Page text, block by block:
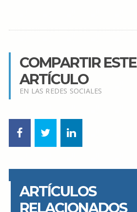
COMPARTIR ESTE
ARTÍCULO
EN LAS REDES SOCIALES
ARTÍCULOS
RELACIONADOS